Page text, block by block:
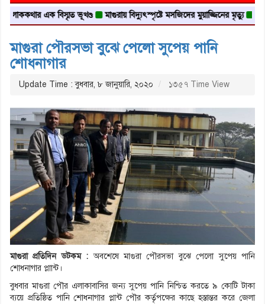
এক বিস্মৃত ভূখণ্ড মাগুরায় বিদ্যুৎস্পৃষ্টে মসজিদের মুয়াজ্জিনের মৃত্যু আবৃত্তি
মাগুরা পৌরসভা বুঝে পেলো সুপেয় পানি
শোধনাগার
Update Time : বুধবার, ৮ জানুয়ারি, ২০২০ ১৩৫৭ Time View
মাগুরা প্রতিদিন ডটকম : অবশেষে মাগুরা পৌরসভা বুঝে পেলো সুপেয় পানি
শোধনাগার প্লাান্ট।
বুধবার মাগুরা পৌর এলাকাবাসির জন্য সুপেয় পানি নিশ্চিত করতে ৯ কোটি টাকা
ব্যয়ে প্রতিষ্ঠিত পানি শোধনাগার প্লান্ট পৌর কর্তৃপক্ষের কাছে হস্তান্তর করে জেলা